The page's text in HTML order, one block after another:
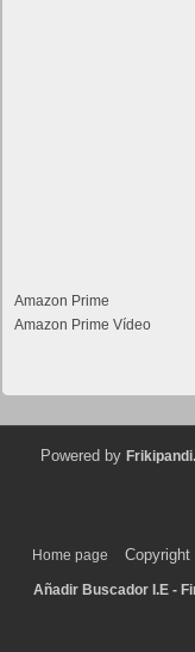
Amazon Prime
Amazon Prime Vídeo
Powered by
Home page
Añadir Buscador I.E -